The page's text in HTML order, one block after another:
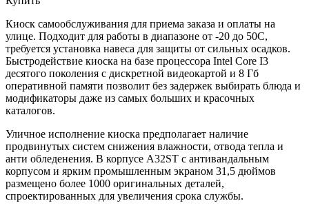
Киоск самообслуживания для приема заказа и оплаты на
улице. Подходит для работы в диапазоне от -20 до 50С,
требуется установка навеса для защиты от сильных осадков.
Быстродействие киоска на базе процессора Intel Core I3
десятого поколения с дискретной видеокартой и 8 Гб
оперативной памяти позволит без задержек выбирать блюда и
модификаторы даже из самых больших и красочных
каталогов.
Уличное исполнение киоска предполагает наличие
продвинутых систем снижения влажности, отвода тепла и
анти обледенения. В корпусе A32ST с антивандальным
корпусом и ярким промышленным экраном 31,5 дюймов
размещено более 1000 оригинальных деталей,
спроектированных для увеличения срока службы.